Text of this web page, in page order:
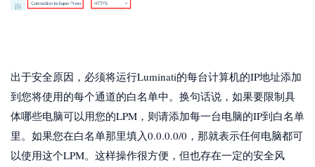
出于安全原因，必须将运行Luminati的每台计算机的IP地址添加
到您将使用的每个通道的白名单中。换句话说，如果要限制具
体哪些电脑可以用您的LPM，则请添加每一台电脑的IP到白名单
里。如果您在白名单那里填入0.0.0.0/0，那就表示任何电脑都可
以使用这个LPM。这样操作很方便，但也存在一定的安全风